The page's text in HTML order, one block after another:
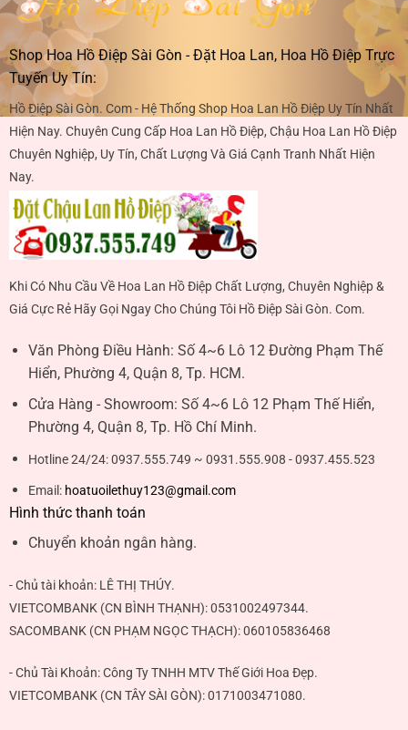
Shop Hoa Hồ Điệp Sài Gòn - Đặt Hoa Lan, Hoa Hồ Điệp Trực
Tuyến Uy Tín:
Hồ Điệp Sài Gòn. Com - Hệ Thống Shop Hoa Lan Hồ Điệp Uy Tín Nhất
Hiện Nay. Chuyên Cung Cấp Hoa Lan Hồ Điệp, Chậu Hoa Lan Hồ Điệp
Chuyên Nghiệp, Uy Tín, Chất Lượng Và Giá Cạnh Tranh Nhất Hiện
Nay.
Khi Có Nhu Cầu Về Hoa Lan Hồ Điệp Chất Lượng, Chuyên Nghiệp &
Giá Cực Rẻ Hãy Gọi Ngay Cho Chúng Tôi Hồ Điệp Sài Gòn. Com.
Văn Phòng Điều Hành: Số 4~6 Lô 12 Đường Phạm Thế
Hiển, Phường 4, Quận 8, Tp. HCM.
Cửa Hàng - Showroom: Số 4~6 Lô 12 Phạm Thế Hiển,
Phường 4, Quận 8, Tp. Hồ Chí Minh.
Hotline 24/24:0937.555.749 ~ 0931.555.908 - 0937.455.523
Email: hoatuoilethuy123@gmail.com
Hình thức thanh toán
Chuyển khoản ngân hàng.
- Chủ tài khoản: LÊ THỊ THÚY.
VIETCOMBANK (CN BÌNH THẠNH):0531002497344.
SACOMBANK (CN PHẠM NGỌC THẠCH):060105836468
- Chủ Tài Khoản: Công Ty TNHH MTV Thế Giới Hoa Đẹp.
VIETCOMBANK (CN TÂY SÀI GÒN):0171003471080.